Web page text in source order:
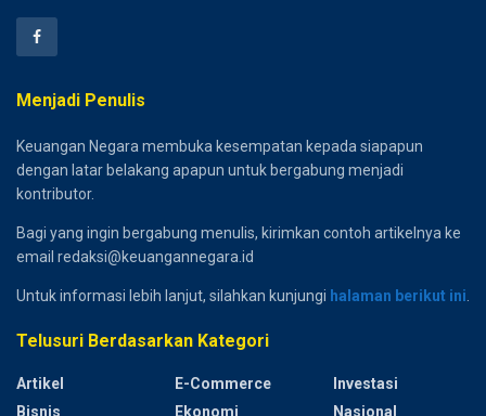
Menjadi Penulis
Keuangan Negara membuka kesempatan kepada siapapun
dengan latar belakang apapun untuk bergabung menjadi
kontributor.
Bagi yang ingin bergabung menulis, kirimkan contoh artikelnya ke
email redaksi@keuangannegara.id
Untuk informasi lebih lanjut, silahkan kunjungi halaman berikut ini
Telusuri Berdasarkan Kategori
Artikel
Bisnis
E-Commerce
Ekonomi
Investasi
Nasional